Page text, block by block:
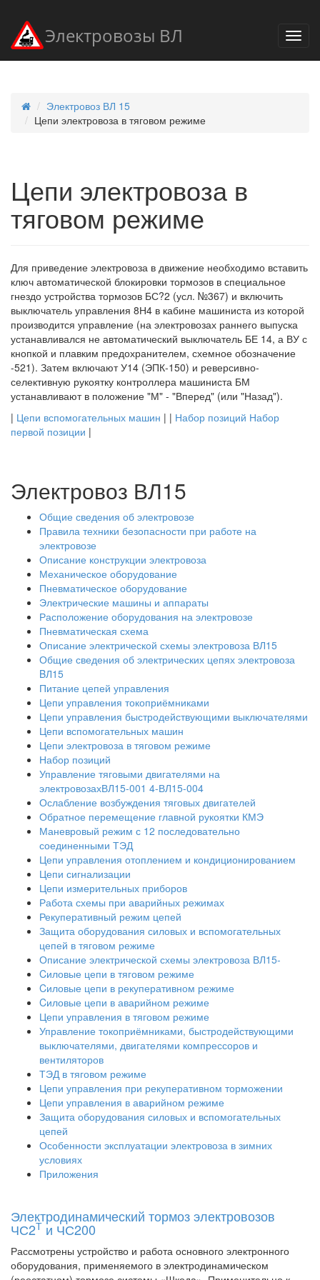
Электровозы ВЛ
Электровоз ВЛ 15
Цепи электровоза в тяговом режиме
Цепи электровоза в
тяговом режиме
Для приведение электровоза в движение необходимо вставить
ключ автоматической блокировки тормозов в специальное
гнездо устройства тормозов БС?2 (усл. №367) и включить
выключатель управления 8Н4 в кабине машиниста из которой
производится управление (на электровозах раннего выпуска
устанавливался не автоматический выключатель БЕ 14, а ВУ с
кнопкой и плавким предохранителем, схемное обозначение
-521). Затем включают У14 (ЭПК-150) и реверсивно-
селективную рукоятку контроллера машиниста БМ
устанавливают в положение "М" - "Вперед" (или "Назад").
| Цепи вспомогательных машин | | Набор позиций Набор
первой позиции |
Электровоз ВЛ15
Общие сведения об электровозе
Правила техники безопасности при работе на
электровозе
Описание конструкции электровоза
Механическое оборудование
Пневматическое оборудование
Электрические машины и аппараты
Расположение оборудования на электровозе
Пневматическая схема
Описание электрической схемы электровоза ВЛ15
Общие сведения об электрических цепях электровоза
BЛ15
Питание цепей управления
Цепи управления токоприёмниками
Цепи управления быстродействующими выключателями
Цепи вспомогательных машин
Цепи электровоза в тяговом режиме
Набор позиций
Управление тяговыми двигателями на
электровозахВЛ15-001 4-ВЛ15-004
Ослабление возбуждения тяговых двигателей
Обратное перемещение главной рукоятки КМЭ
Маневровый режим с 12 последовательно
соединенными ТЭД
Цепи управления отоплением и кондиционированием
Цепи сигнализации
Цепи измерительных приборов
Работа схемы при аварийных режимах
Рекуперативный режим цепей
Защита оборудования силовых и вспомогательных
цепей в тяговом режиме
Описание электрической схемы электровоза ВЛ15-
Cиловые цепи в тяговом режиме
Cиловые цепи в рекуперативном режиме
Cиловые цепи в аварийном режиме
Цепи управления в тяговом режиме
Управление токоприёмниками, быстродействующими
выключателями, двигателями компрессоров и
вентиляторов
ТЭД в тяговом режиме
Цепи управления при рекуперативном торможении
Цепи управления в аварийном режиме
Защита оборудования силовых и вспомогательных
цепей
Особенности эксплуатации электровоза в зимних
условиях
Приложения
Электродинамический тормоз электровозов
ЧС2Т и ЧС200
Рассмотрены устройство и работа основного электронного
оборудования, применяемого в электродинамическом